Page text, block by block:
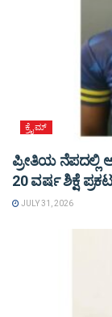
ಕ್ರೈಮ್
ಪ್ರೀತಿಯ ನೆಪದಲ್ಲಿ
20 ವರ್ಷ ಶಿಕ್ಷೆ
JULY 31, 2026